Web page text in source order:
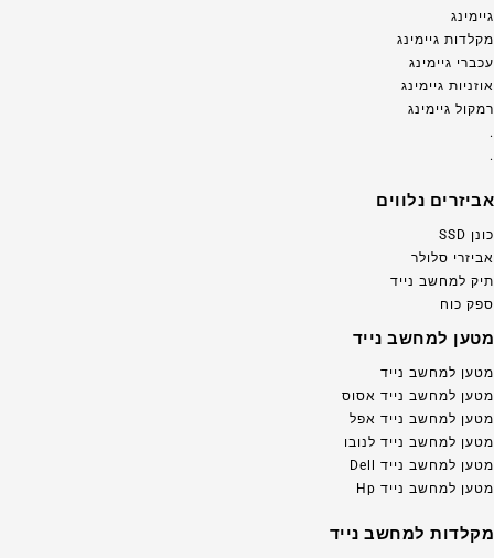
גיימינג
מקלדות גיימינג
עכברי גיימינג
אוזניות גיימינג
רמקול גיימינג
.
.
אביזרים נלווים
כונן SSD
אביזרי סלולר
תיק למחשב נייד
ספק כוח
מטען למחשב נייד
מטען למחשב נייד
מטען למחשב נייד אסוס
מטען למחשב נייד אפל
מטען למחשב נייד לנובו
מטען למחשב נייד Dell
מטען למחשב נייד Hp
מקלדות למחשב נייד